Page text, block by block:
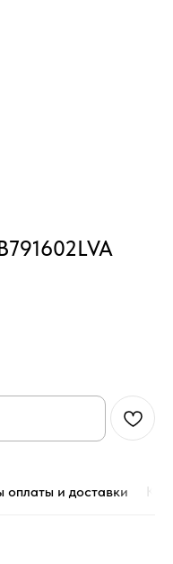
оплаты и доставки